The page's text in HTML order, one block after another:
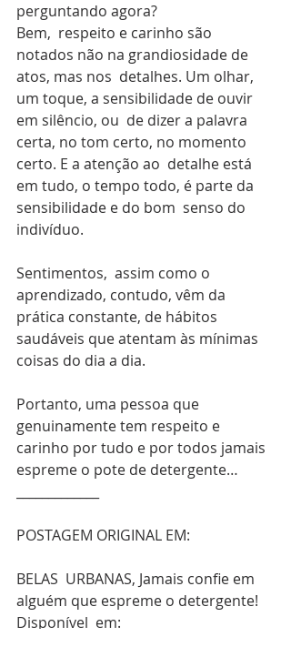
perguntando agora?
Bem,  respeito e carinho são
notados não na grandiosidade de
atos, mas nos  detalhes. Um olhar,
um toque, a sensibilidade de ouvir
em silêncio, ou  de dizer a palavra
certa, no tom certo, no momento
certo. E a atenção ao  detalhe está
em tudo, o tempo todo, é parte da
sensibilidade e do bom  senso do
indivíduo.
Sentimentos,  assim como o
aprendizado, contudo, vêm da
prática constante, de hábitos
saudáveis que atentam às mínimas
coisas do dia a dia.
Portanto, uma pessoa que
genuinamente tem respeito e
carinho por tudo e por todos jamais
espreme o pote de detergente…
POSTAGEM ORIGINAL EM:
BELAS  URBANAS, Jamais confie em
alguém que espreme o detergente!
Disponível  em: